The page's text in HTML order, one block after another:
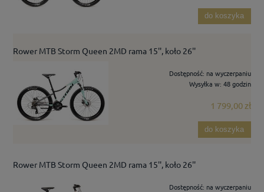
do koszyka
Rower MTB Storm Queen 2MD rama 15'', koło 26''
Dostępność: na wyczerpaniu
Wysyłka w: 48 godzin
1 799,00 zł
do koszyka
Rower MTB Storm Queen 2MD rama 15'', koło 26''
Dostępność: na wyczerpaniu